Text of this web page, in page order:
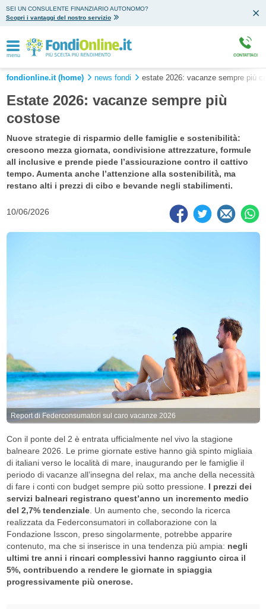
SEI UN CONSULENTE FINANZIARIO AUTONOMO?
Scopri i vantaggi del nostro servizio
menu CONTATTACI
fondionline.it (home) news fondi estate 2026: vacanze sempre più
Estate 2026: vacanze sempre più
costose
Nuove strategie di risparmio delle famiglie e sostenibilità:
crescono mezza giornata, condivisione attrezzature, formule
all inclusive e prende piede l’assicurazione contro il cattivo
tempo. Aumenta anche l’attenzione alla sostenibilità, ma
restano alti i prezzi di cibo e bevande negli stabilimenti.
10/06/2026
Report di Federconsumatori sul caro vacanze 2026
Con il ponte del 2 è entrata ufficialmente nel vivo la stagione
balneare 2026. Le prime giornate estive hanno già spinto migliaia
di italiani verso le località di mare, inaugurando per le famiglie il
periodo di vacanze all’insegna del relax, ma anche della necessità
di fare i conti con budget sempre più sotto pressione. I prezzi dei
servizi balneari registrano quest’anno un incremento medio
del 2,7% tendenziale. Un aumento che, secondo la ricerca
realizzata da Federconsumatori in collaborazione con la
Fondazione Isscon, preso singolarmente, potrebbe apparire
contenuto, ma che si inserisce in una tendenza più ampia: negli
ultimi tre anni i rincari complessivi hanno raggiunto circa il
5%, contribuendo a rendere le giornate in spiaggia
progressivamente più onerose.